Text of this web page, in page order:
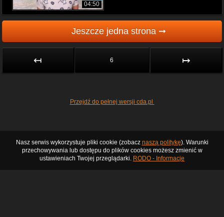
04:50
Jeszcze jedna strona ➞
↤ 6 ↦
Przejdź do pełnej wersji cda.pl
Nasz serwis wykorzystuje pliki cookie (zobacz naszą politykę). Warunki
przechowywania lub dostępu do plików cookies możesz zmienić w
ustawieniach Twojej przeglądarki. RODO - Informacje